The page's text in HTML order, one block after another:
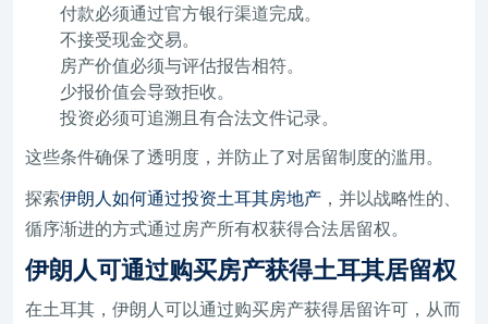
付款必须通过官方银行渠道完成。
不接受现金交易。
房产价值必须与评估报告相符。
少报价值会导致拒收。
投资必须可追溯且有合法文件记录。
这些条件确保了透明度，并防止了对居留制度的滥用。
探索伊朗人如何通过投资土耳其房地产 ，并以战略性的、
循序渐进的方式通过房产所有权获得合法居留权。
伊朗人可通过购买房产获得土耳其居留权
在土耳其，伊朗人可以通过购买房产获得居留许可，从而